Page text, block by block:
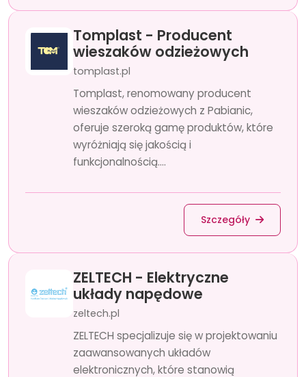
Tomplast - Producent
wieszaków odzieżowych
tomplast.pl
Tomplast, renomowany producent
wieszaków odzieżowych z Pabianic,
oferuje szeroką gamę produktów, które
wyróżniają się jakością i
funkcjonalnością....
Szczegóły
ZELTECH - Elektryczne
układy napędowe
zeltech.pl
ZELTECH specjalizuje się w projektowaniu
zaawansowanych układów
elektronicznych, które stanowią